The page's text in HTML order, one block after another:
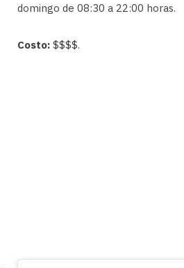
domingo de 08:30 a 22:00 horas.
Costo: $$$$.